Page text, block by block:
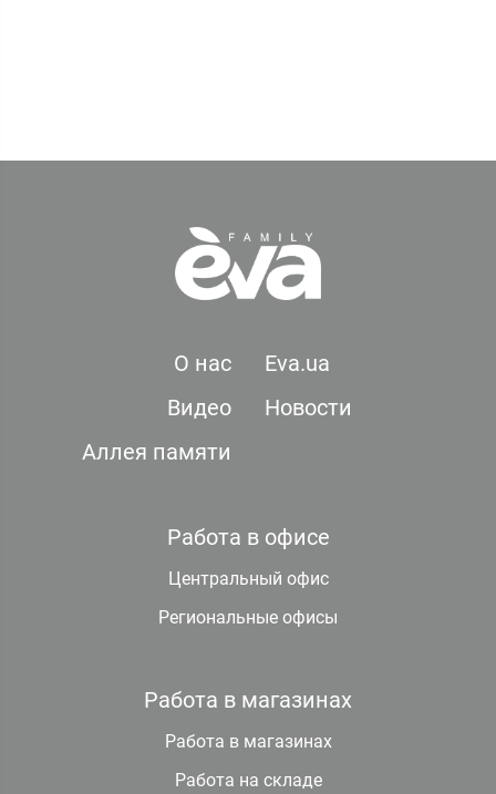
О нас
Eva.ua
Видео
Новости
Аллея памяти
Работа в офисе
Центральный офис
Региональные офисы
Работа в магазинах
Работа в магазинах
Работа на складе